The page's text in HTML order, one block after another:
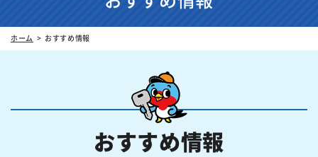
ホーム おすすめ情報
おすすめ情報